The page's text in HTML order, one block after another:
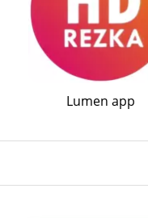
Lumen app